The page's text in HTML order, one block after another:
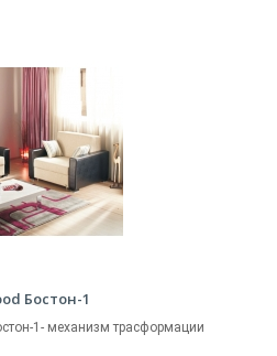
Бостон-1
1- механизм трасформации